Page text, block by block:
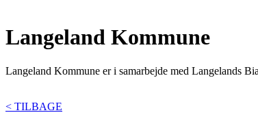
Langeland Kommune
Langeland Kommune er i samarbejde med Langelands
< TILBAGE